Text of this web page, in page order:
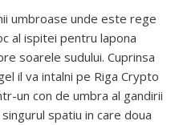
umbroase unde este rege
al ispitei pentru lapona
soarele sudului. Cuprinsa
il va intalni pe Riga Crypto
un con de umbra al gandirii
spatiu in care doua